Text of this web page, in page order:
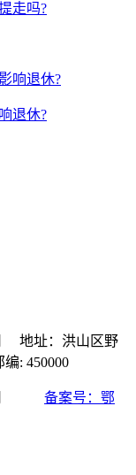
走吗?
退休?
地址：洪山区野
: 450000
公司 备案号：鄂